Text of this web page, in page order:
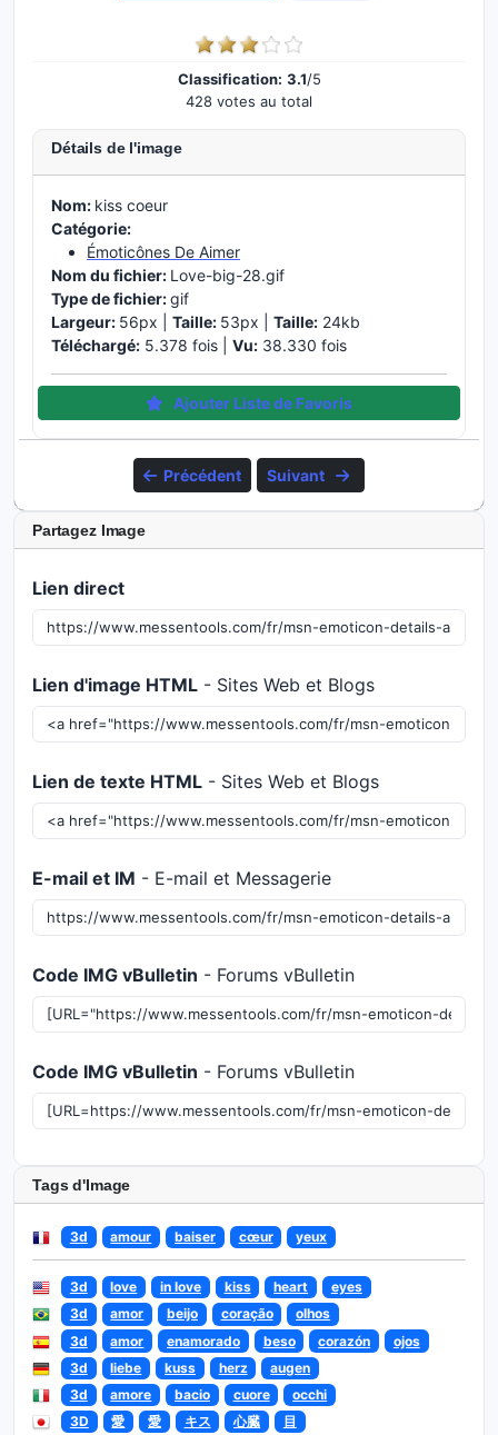
Classification: 3.1/5
428 votes au total
Détails de l'image
Nom: kiss coeur
Catégorie:
Émoticônes De Aimer
Nom du fichier: Love-big-28.gif
Type de fichier:gif
Largeur: 56px | Taille: 53px | Taille: 24kb
Téléchargé: 5.378 fois | Vu: 38.330 fois
Ajouter Liste de Favoris
Précédent Suivant
Partagez Image
Lien direct
Lien d'image HTML - Sites Web et Blogs
Lien de texte HTML - Sites Web et Blogs
E-mail et IM - E-mail et Messagerie
Code IMG vBulletin - Forums vBulletin
Code IMG vBulletin - Forums vBulletin
Tags d'Image
3d amour baiser cœur yeux
3d love in love kiss heart
eyes
3d
amor beijo coração
olhos
3d
amor enamorado beso corazón
ojos
3d
liebe kuss herz
augen
3d
amore bacio cuore
occhi
3D
愛 愛 キス 心臓
目